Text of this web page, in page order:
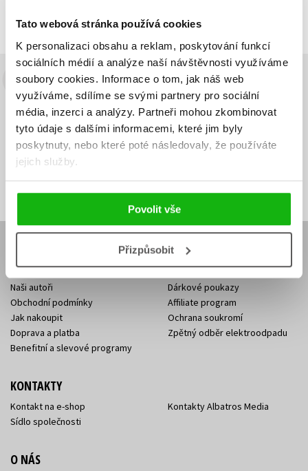
Tato webová stránka používá cookies
K personalizaci obsahu a reklam, poskytování funkcí
sociálních médií a analýze naší návštěvnosti využíváme
soubory cookies. Informace o tom, jak náš web
využíváme, sdílíme se svými partnery pro sociální
média, inzerci a analýzy. Partneři mohou zkombinovat
tyto údaje s dalšími informacemi, které jim byly
poskytnuty, nebo které poté následovaly, že používáte
jejich služby.
Povolit vše
Přizpůsobit
Budete to vědět jako první!
Zajímá Vás, jaký knižní hit právě vychází, na jaké zboží je výhodná
sleva, jaká běží soutěž o ceny? Přihlášením k odběru našich e-
mailových novineksouhlasíte se zpracováním osobních údajů.
Vaše e-
Vaše e-
Přihlásit se
Aktuality
Naši autoři
Obchodní podmínky
Jak nakoupit
Doprava a platba
Benefitní a slevové programy
Knižní novinky
Dárkové poukazy
Affiliate program
Ochrana soukromí
Zpětný odběr elektroodpadu
KONTAKTY
Kontakt na e-shop
Sídlo společnosti
Kontakty Albatros Media
O NÁS